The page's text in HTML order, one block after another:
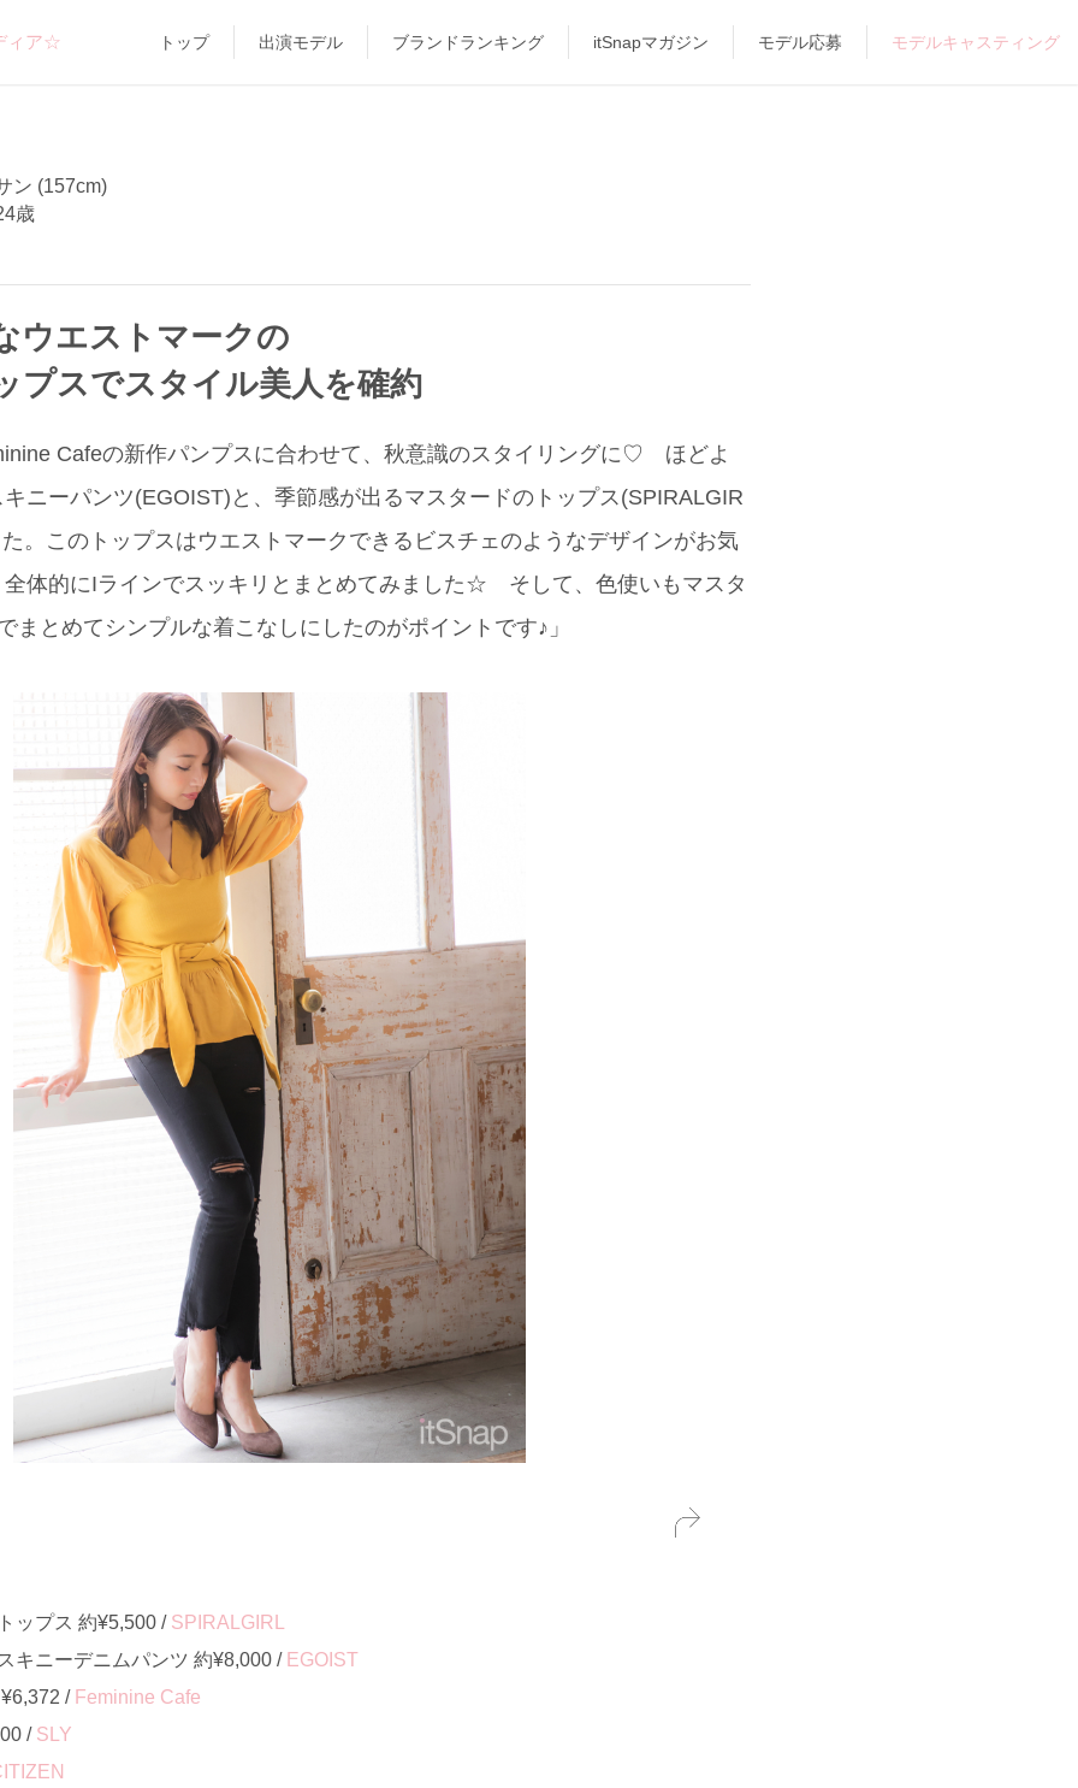
ィア☆ トップ 出演モデル ブランドランキング itSnapマガジン モデル応募 モデルキャスティング
ン (157cm)
歳
ウエストマークの
プスでスタイル美人を確約
Cafeの新作パンプスに合わせて、秋意識のスタイリングに♡ ほどよ
ニーパンツ(EGOIST)と、季節感が出るマスタードのトップス(SPIRALGIR
。このトップスはウエストマークできるビスチェのようなデザインがお気
全体的にIラインでスッキリとまとめてみました☆ そして、色使いもマスタ
まとめてシンプルな着こなしにしたのがポイントです♪」
ップス 約¥5,500 / SPIRALGIRL
キニーデニムパンツ 約¥8,000 / EGOIST
/ Feminine Cafe
/ SLY